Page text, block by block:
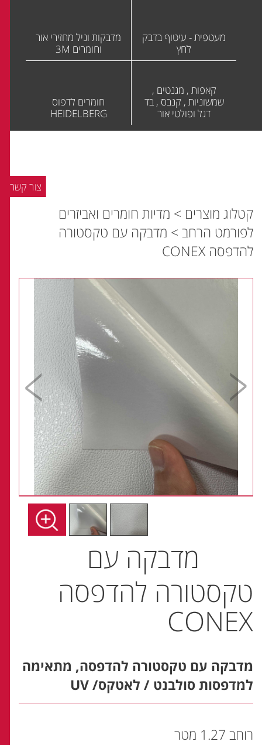
מעטפית - עיטוף בדבק
לחץ
מדבקות וניל מחזירי אור
וחומרים 3M
קאפות , מגנטים ,
שמשוניות , קנבס , בד
דגל ופולטי אור
חומרים לדפוס
HEIDELBERG
קטלוג מוצרים > מדיות חומרים ואביזרים
לפורמט הרחב > מדבקה עם טקסטורה
להדפסה CONEX
מדבקה עם
טקסטורה להדפסה
CONEX
מדבקה עם טקסטורה להדפסה, מתאימה
למדפסות סולבנט / לאטקס/ UV
רוחב 1.27 מטר
צור קשר